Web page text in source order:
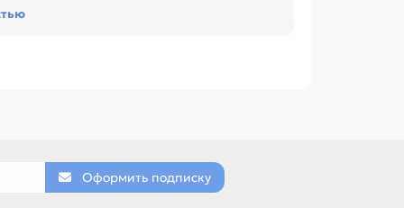
офиса, сервисного центра или
Оформить подписку